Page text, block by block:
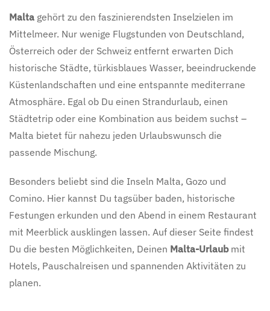
Malta gehört zu den faszinierendsten Inselzielen im
Mittelmeer. Nur wenige Flugstunden von Deutschland,
Österreich oder der Schweiz entfernt erwarten Dich
historische Städte, türkisblaues Wasser, beeindruckende
Küstenlandschaften und eine entspannte mediterrane
Atmosphäre. Egal ob Du einen Strandurlaub, einen
Städtetrip oder eine Kombination aus beidem suchst –
Malta bietet für nahezu jeden Urlaubswunsch die
passende Mischung.
Besonders beliebt sind die Inseln Malta, Gozo und
Comino. Hier kannst Du tagsüber baden, historische
Festungen erkunden und den Abend in einem Restaurant
mit Meerblick ausklingen lassen. Auf dieser Seite findest
Du die besten Möglichkeiten, Deinen Malta-Urlaubmit
Hotels, Pauschalreisen und spannenden Aktivitäten zu
planen.